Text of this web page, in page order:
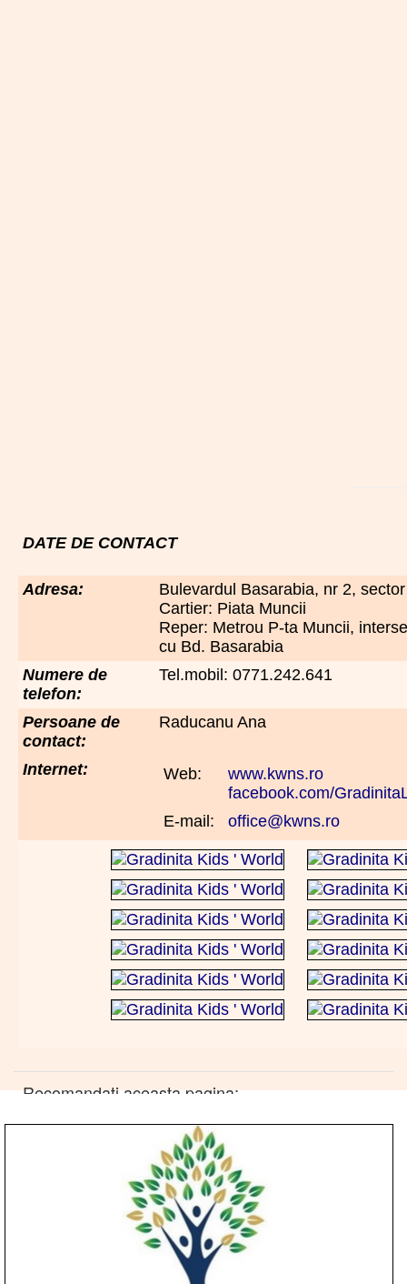
DATE DE CONTACT
Adresa:
Bulevardul Basarabia, nr 2,
Cartier: Piata Muncii
Reper: Metrou P-ta Muncii,
cu Bd. Basarabia
Numere de
telefon:
Tel.mobil: 0771.242.641
Persoane de
contact:
Raducanu Ana
Internet: Web:
www.kwns.ro
facebook.com/
E-mail:
office@kwns.ro
Recomandati aceasta pagina: